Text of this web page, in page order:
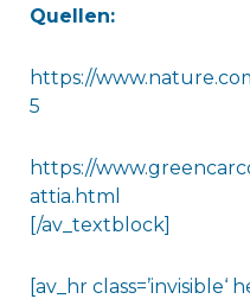
Quellen:
https://
5
https://
attia.html
[/av_textblock]
[av_hr class=’invisible‘